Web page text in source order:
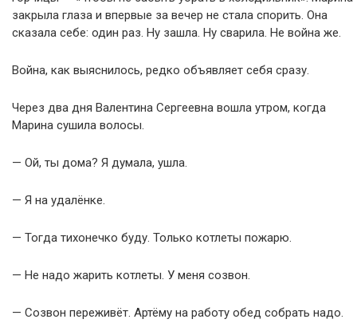
закрыла глаза и впервые за вечер не стала спорить. Она
сказала себе: один раз. Ну зашла. Ну сварила. Не война же.
Война, как выяснилось, редко объявляет себя сразу.
Через два дня Валентина Сергеевна вошла утром, когда
Марина сушила волосы.
— Ой, ты дома? Я думала, ушла.
— Я на удалёнке.
— Тогда тихонечко буду. Только котлеты пожарю.
— Не надо жарить котлеты. У меня созвон.
— Созвон переживёт. Артёму на работу обед собрать надо.